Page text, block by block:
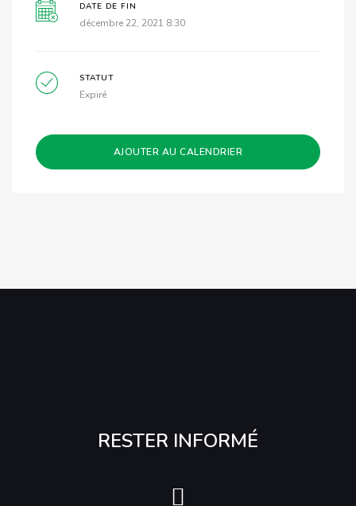
DATE DE FIN
décembre 22, 2021 8:30
STATUT
Expiré
AJOUTER AU CALENDRIER
RESTER INFORMÉ